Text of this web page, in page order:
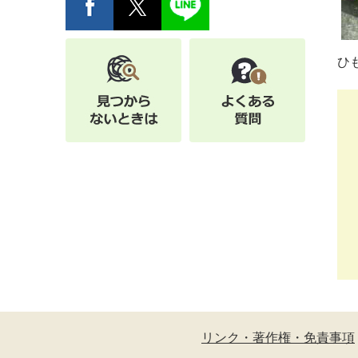
ひ
リンク・著作権・免責事項